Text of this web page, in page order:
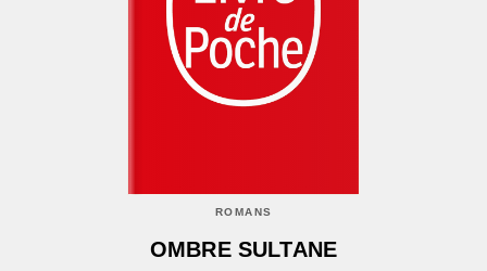
ROMANS
OMBRE SULTANE